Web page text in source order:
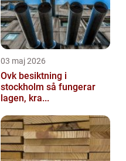
03 maj 2026
Ovk besiktning i
stockholm så fungerar
lagen, kra...